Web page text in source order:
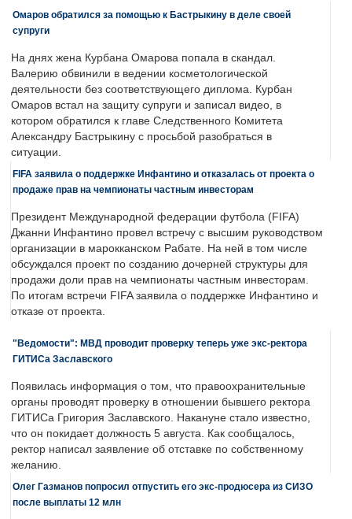
Омаров обратился за помощью к Бастрыкину в деле своей
супруги
На днях жена Курбана Омарова попала в скандал.
Валерию обвинили в ведении косметологической
деятельности без соответствующего диплома. Курбан
Омаров встал на защиту супруги и записал видео, в
котором обратился к главе Следственного Комитета
Александру Бастрыкину с просьбой разобраться в
ситуации.
FIFA заявила о поддержке Инфантино и отказалась от проекта о
продаже прав на чемпионаты частным инвесторам
Президент Международной федерации футбола (FIFA)
Джанни Инфантино провел встречу с высшим руководством
организации в марокканском Рабате. На ней в том числе
обсуждался проект по созданию дочерней структуры для
продажи доли прав на чемпионаты частным инвесторам.
По итогам встречи FIFA заявила о поддержке Инфантино и
отказе от проекта.
"Ведомости": МВД проводит проверку теперь уже экс-ректора
ГИТИСа Заславского
Появилась информация о том, что правоохранительные
органы проводят проверку в отношении бывшего ректора
ГИТИСа Григория Заславского. Накануне стало известно,
что он покидает должность 5 августа. Как сообщалось,
ректор написал заявление об отставке по собственному
желанию.
Олег Газманов попросил отпустить его экс-продюсера из СИЗО
после выплаты 12 млн